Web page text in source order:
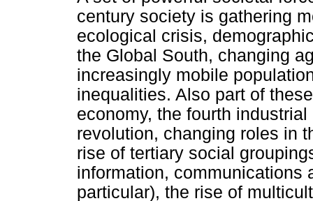
century society is gathering
ecological crisis,
the Global South, changing
increasingly mobile
inequalities. Also part of
economy, the fourth
revolution, changing roles in
rise of tertiary social
information, communications
particular), the rise of